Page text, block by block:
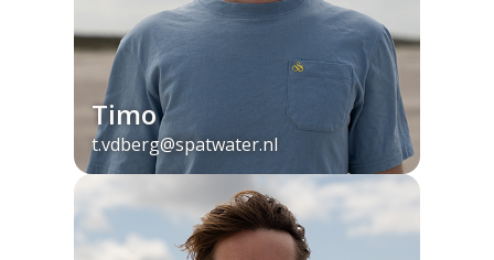
Timo
t.vdberg@spatwater.nl